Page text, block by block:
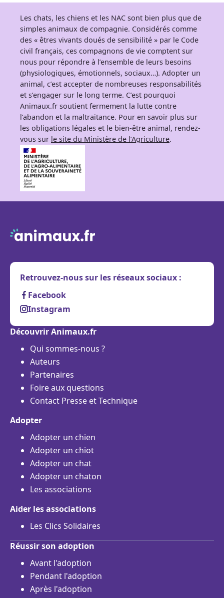
Les chats, les chiens et les NAC sont bien plus que de
simples animaux de compagnie. Considérés comme
des « êtres vivants doués de sensibilité » par le Code
civil français, ces compagnons de vie comptent sur
nous pour répondre à l’ensemble de leurs besoins
(physiologiques, émotionnels, sociaux…). Adopter un
animal, c’est accepter de nombreuses responsabilités
et s’engager sur le long terme. C’est pourquoi
Animaux.fr soutient fermement la lutte contre
l’abandon et la maltraitance. Pour en savoir plus sur
les obligations légales et le bien-être animal, rendez-
vous sur le site du Ministère de l’Agriculture.
Retrouvez-nous sur les réseaux sociaux :
Facebook
Instagram
Découvrir Animaux.fr
Qui sommes-nous ?
Auteurs
Partenaires
Foire aux questions
Contact Presse et Technique
Adopter
Adopter un chien
Adopter un chiot
Adopter un chat
Adopter un chaton
Les associations
Aider les associations
Les Clics Solidaires
Réussir son adoption
Avant l'adoption
Pendant l'adoption
Après l'adoption